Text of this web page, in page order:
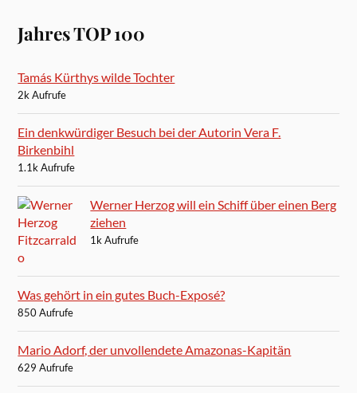
Jahres TOP 100
Tamás Kürthys wilde Tochter
2k Aufrufe
Ein denkwürdiger Besuch bei der Autorin Vera F.
Birkenbihl
1.1k Aufrufe
Werner Herzog will ein Schiff über einen Berg
ziehen
1k Aufrufe
Was gehört in ein gutes Buch-Exposé?
850 Aufrufe
Mario Adorf, der unvollendete Amazonas-Kapitän
629 Aufrufe